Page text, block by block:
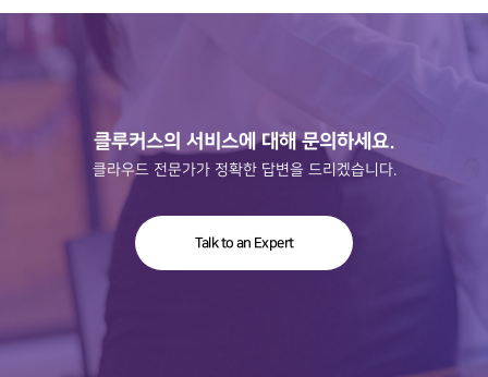
클루커스의 서비스에 대해 문의하세요.
클라우드 전문가가 정확한 답변을 드리겠습니다.
Talk to an Expert